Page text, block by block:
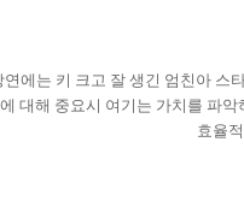
에는 키 크고 잘 생긴 엄친아 스
대해 중요시 여기는 가치를 파
효율